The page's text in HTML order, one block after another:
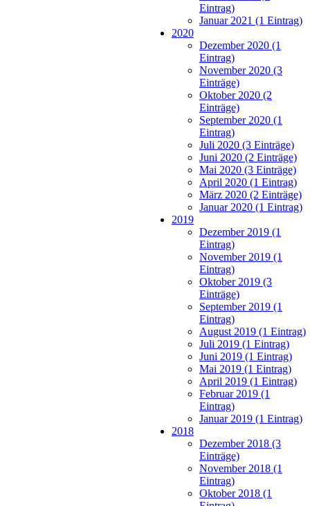
Eintrag)
Januar 2021 (1 Eintrag)
2020
Dezember 2020 (1
Eintrag)
November 2020 (3
Einträge)
Oktober 2020 (2
Einträge)
September 2020 (1
Eintrag)
Juli 2020 (3 Einträge)
Juni 2020 (2 Einträge)
Mai 2020 (3 Einträge)
April 2020 (1 Eintrag)
März 2020 (2 Einträge)
Januar 2020 (1 Eintrag)
2019
Dezember 2019 (1
Eintrag)
November 2019 (1
Eintrag)
Oktober 2019 (3
Einträge)
September 2019 (1
Eintrag)
August 2019 (1 Eintrag)
Juli 2019 (1 Eintrag)
Juni 2019 (1 Eintrag)
Mai 2019 (1 Eintrag)
April 2019 (1 Eintrag)
Februar 2019 (1
Eintrag)
Januar 2019 (1 Eintrag)
2018
Dezember 2018 (3
Einträge)
November 2018 (1
Eintrag)
Oktober 2018 (1